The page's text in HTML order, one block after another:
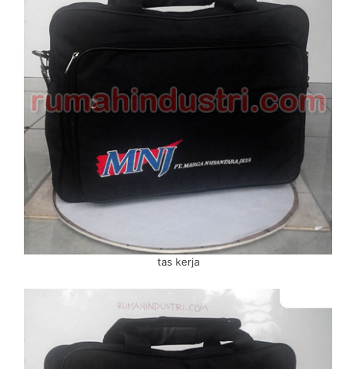
tas kerja